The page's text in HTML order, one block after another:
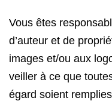
Vous êtes
d’auteur et de
images et/ou aux
veiller à ce que
égard soient